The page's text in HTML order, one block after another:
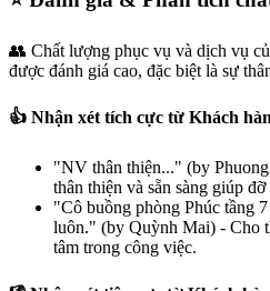
👥 Chất lượng phục vụ và dịch vụ
được đánh giá cao, đặc biệt là sự
👍 Nhận xét tích cực từ Khách
"NV thân thiện..." (by
thân thiện và sẵn sàng giúp
"Cô buồng phòng Phúc tầng
luôn." (by Quỳnh Mai) - Cho
tâm trong công việc.